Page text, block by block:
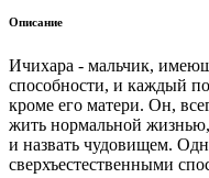
Описание
Ичихара - мальчик,
способности, и каждый
кроме его матери. Он,
жить нормальной жизнью,
и назвать чудовищем.
сверхъестественными